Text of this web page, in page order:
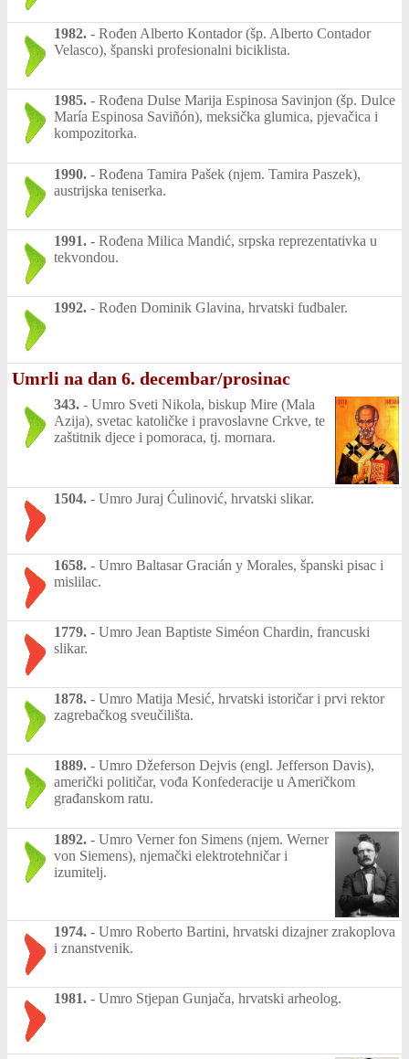
1982. - Rođen Alberto Kontador (šp. Alberto Contador
Velasco), španski profesionalni biciklista.
1985. - Rođena Dulse Marija Espinosa Savinjon (šp. Dulce
María Espinosa Saviñón), meksička glumica, pjevačica i
kompozitorka.
1990. - Rođena Tamira Pašek (njem. Tamira Paszek),
austrijska teniserka.
1991. - Rođena Milica Mandić, srpska reprezentativka u
tekvondou.
1992. - Rođen Dominik Glavina, hrvatski fudbaler.
Umrli na dan 6. decembar/prosinac
343. - Umro Sveti Nikola, biskup Mire (Mala
Azija), svetac katoličke i pravoslavne Crkve, te
zaštitnik djece i pomoraca, tj. mornara.
1504. - Umro Juraj Ćulinović, hrvatski slikar.
1658. - Umro Baltasar Gracián y Morales, španski pisac i
mislilac.
1779. - Umro Jean Baptiste Siméon Chardin, francuski
slikar.
1878. - Umro Matija Mesić, hrvatski istoričar i prvi rektor
zagrebačkog sveučilišta.
1889. - Umro Džeferson Dejvis (engl. Jefferson Davis),
američki političar, vođa Konfederacije u Američkom
građanskom ratu.
1892. - Umro Verner fon Simens (njem. Werner
von Siemens), njemački elektrotehničar i
izumitelj.
1974. - Umro Roberto Bartini, hrvatski dizajner zrakoplova
i znanstvenik.
1981. - Umro Stjepan Gunjača, hrvatski arheolog.